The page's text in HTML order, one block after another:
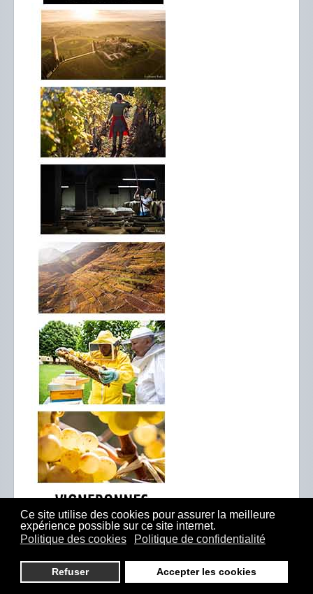
Ce site utilise des cookies pour assurer la meilleure
expérience possible sur ce site internet.
Politique des cookies
Politique de confidentialité
Refuser Accepter les cookies